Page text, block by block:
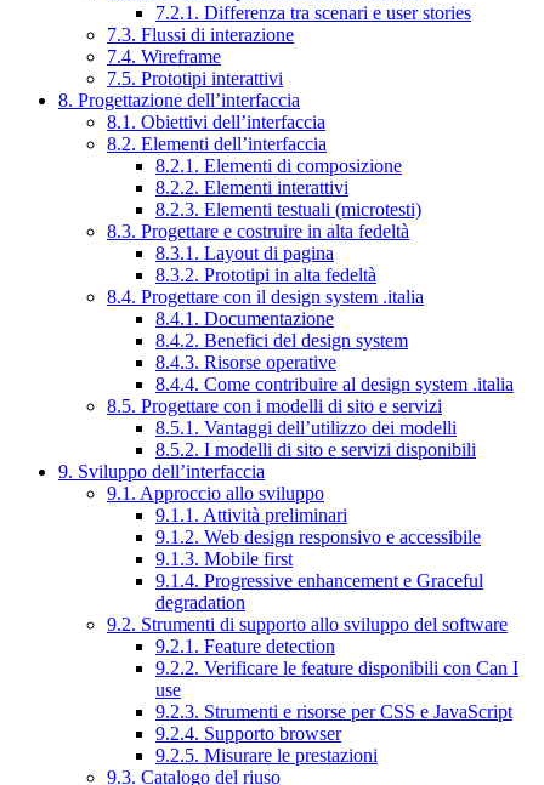
7.2.1. Differenza tra scenari e user stories
7.3. Flussi di interazione
7.4. Wireframe
7.5. Prototipi interattivi
8. Progettazione dell’interfaccia
8.1. Obiettivi dell’interfaccia
8.2. Elementi dell’interfaccia
8.2.1. Elementi di composizione
8.2.2. Elementi interattivi
8.2.3. Elementi testuali (microtesti)
8.3. Progettare e costruire in alta fedeltà
8.3.1. Layout di pagina
8.3.2. Prototipi in alta fedeltà
8.4. Progettare con il design system .italia
8.4.1. Documentazione
8.4.2. Benefici del design system
8.4.3. Risorse operative
8.4.4. Come contribuire al design system .italia
8.5. Progettare con i modelli di sito e servizi
8.5.1. Vantaggi dell’utilizzo dei modelli
8.5.2. I modelli di sito e servizi disponibili
9. Sviluppo dell’interfaccia
9.1. Approccio allo sviluppo
9.1.1. Attività preliminari
9.1.2. Web design responsivo e accessibile
9.1.3. Mobile first
9.1.4. Progressive enhancement e Graceful
degradation
9.2. Strumenti di supporto allo sviluppo del software
9.2.1. Feature detection
9.2.2. Verificare le feature disponibili con Can I
use
9.2.3. Strumenti e risorse per CSS e JavaScript
9.2.4. Supporto browser
9.2.5. Misurare le prestazioni
9.3. Catalogo del riuso